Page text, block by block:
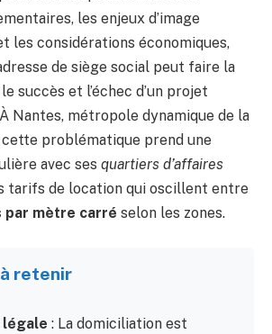
les enjeux d’image
les considérations économiques,
de siège social peut faire la
succès et l’échec d’un projet
Nantes, métropole dynamique de la
problématique prend une
avec ses quartiers d’affaires
tarifs de location qui oscillent entre
par mètre carré selon les zones.
retenir
légale : La domiciliation est